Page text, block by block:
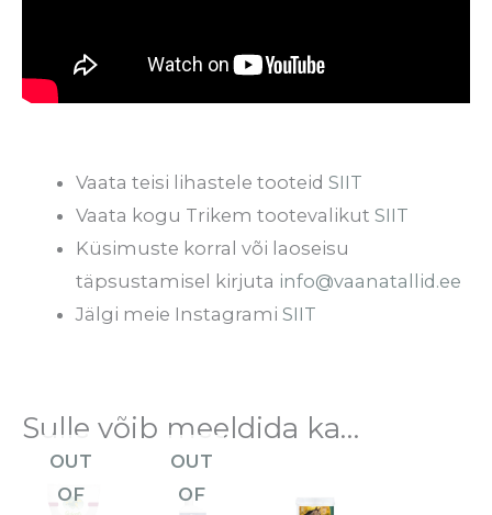
Vaata teisi lihastele tooteidSIIT
Vaata kogu Trikem tootevalikutSIIT
Küsimuste korral või laoseisu
täpsustamisel kirjuta info@vaanatallid.ee
Jälgi meie InstagramiSIIT
Sulle võib meeldida ka…
OUT
OF
OUT
OF